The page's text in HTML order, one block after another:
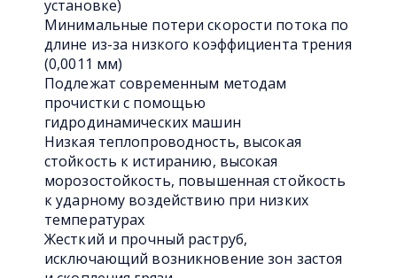
установке)
Минимальные потери скорости потока по
длине из-за низкого коэффициента трения
(0,0011 мм)
Подлежат современным методам
прочистки с помощью
гидродинамических машин
Низкая теплопроводность, высокая
стойкость к истиранию, высокая
морозостойкость, повышенная стойкость
к ударному воздействию при низких
температурах
Жесткий и прочный раструб,
исключающий возникновение зон застоя